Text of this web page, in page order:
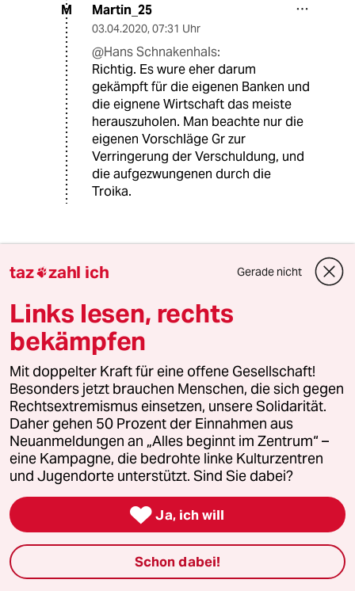
M Martin_25
03.04.2020, 07:31 Uhr
@Hans Schnakenhals:
Richtig. Es wure eher darum
gekämpft für die eigenen Banken und
die eignene Wirtschaft das meiste
herauszuholen. Man beachte nur die
eigenen Vorschläge Gr zur
Verringerung der Verschuldung, und
die aufgezwungenen durch die
Troika.
02.04.2020
reagieren schneller und besser, als es je eine
EU kann!
Jossi Blum
03.04.2020,13:21 Uhr
@Vordenker112:
In Kriesenzeiten wie diese gebe ich
Ihnen Recht. Allerdings ist es so, dass
Föderalismus nicht einheitlich und
schnell genug reagiert hat. Teilweise
ist es noch immer so, auch innerhalb
einer Stadt macht jeder Bezirk, was
er will. In Zeiten von Corona,
taz zahl ich Gerade nicht
Links lesen, rechts
bekämpfen
Mit doppelter Kraft für eine offene Gesellschaft!
Besonders jetzt brauchen Menschen, die sich gegen
Rechtsextremismus einsetzen, unsere Solidarität.
Daher gehen 50 Prozent der Einnahmen aus
Neuanmeldungen an „Alles beginnt im Zentrum“ –
eine Kampagne, die bedrohte linke Kulturzentren
und Jugendorte unterstützt. Sind Sie dabei?
 Ja, ich will
Schon dabei!